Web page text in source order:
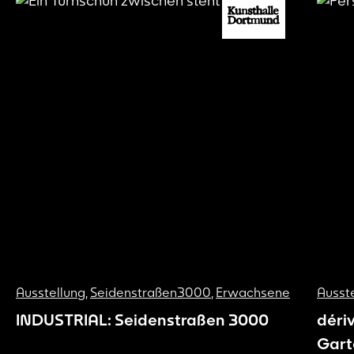
Ausstellung Seidenstraßen3000 Erwachsene
INDUSTRIAL: Seidenstraßen 3000